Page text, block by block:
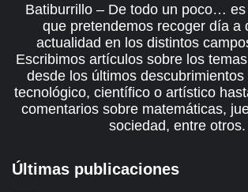
Batiburrillo – De todo un poco…
que pretendemos recoger día a
actualidad en los distintos
Escribimos artículos sobre los
desde los últimos
tecnológico, científico o artístico
comentarios sobre matemáticas,
sociedad, entre otros.
Últimas publicaciones